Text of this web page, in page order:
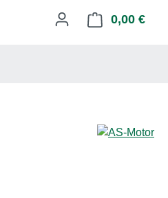
0,00 €